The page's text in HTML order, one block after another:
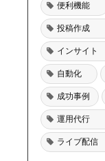
便利機能
投稿作成
インサイト
自動化
成功事例
運用代行
ライブ配信